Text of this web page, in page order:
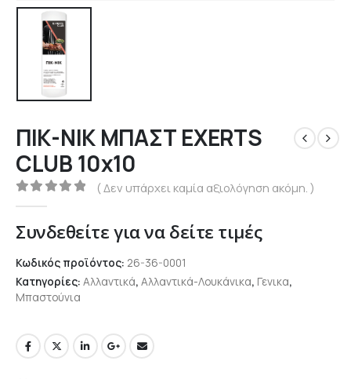
ΠΙΚ-ΝΙΚ ΜΠΑΣΤ EXERTS
CLUB 10χ10
0out of 5
( Δεν υπάρχει καμία αξιολόγηση ακόμη. )
Συνδεθείτε για να δείτε τιμές
Κωδικός προϊόντος: 26-36-0001
Κατηγορίες: Αλλαντικά, Αλλαντικά-Λουκάνικα, Γενικα,
Μπαστούνια